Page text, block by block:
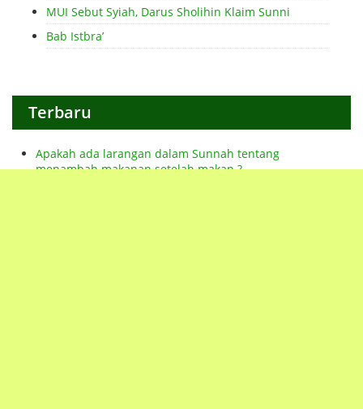
MUI Sebut Syiah, Darus Sholihin Klaim Sunni
Bab Istbra’
Terbaru
Apakah ada larangan dalam Sunnah tentang
menambah makanan setelah makan ?